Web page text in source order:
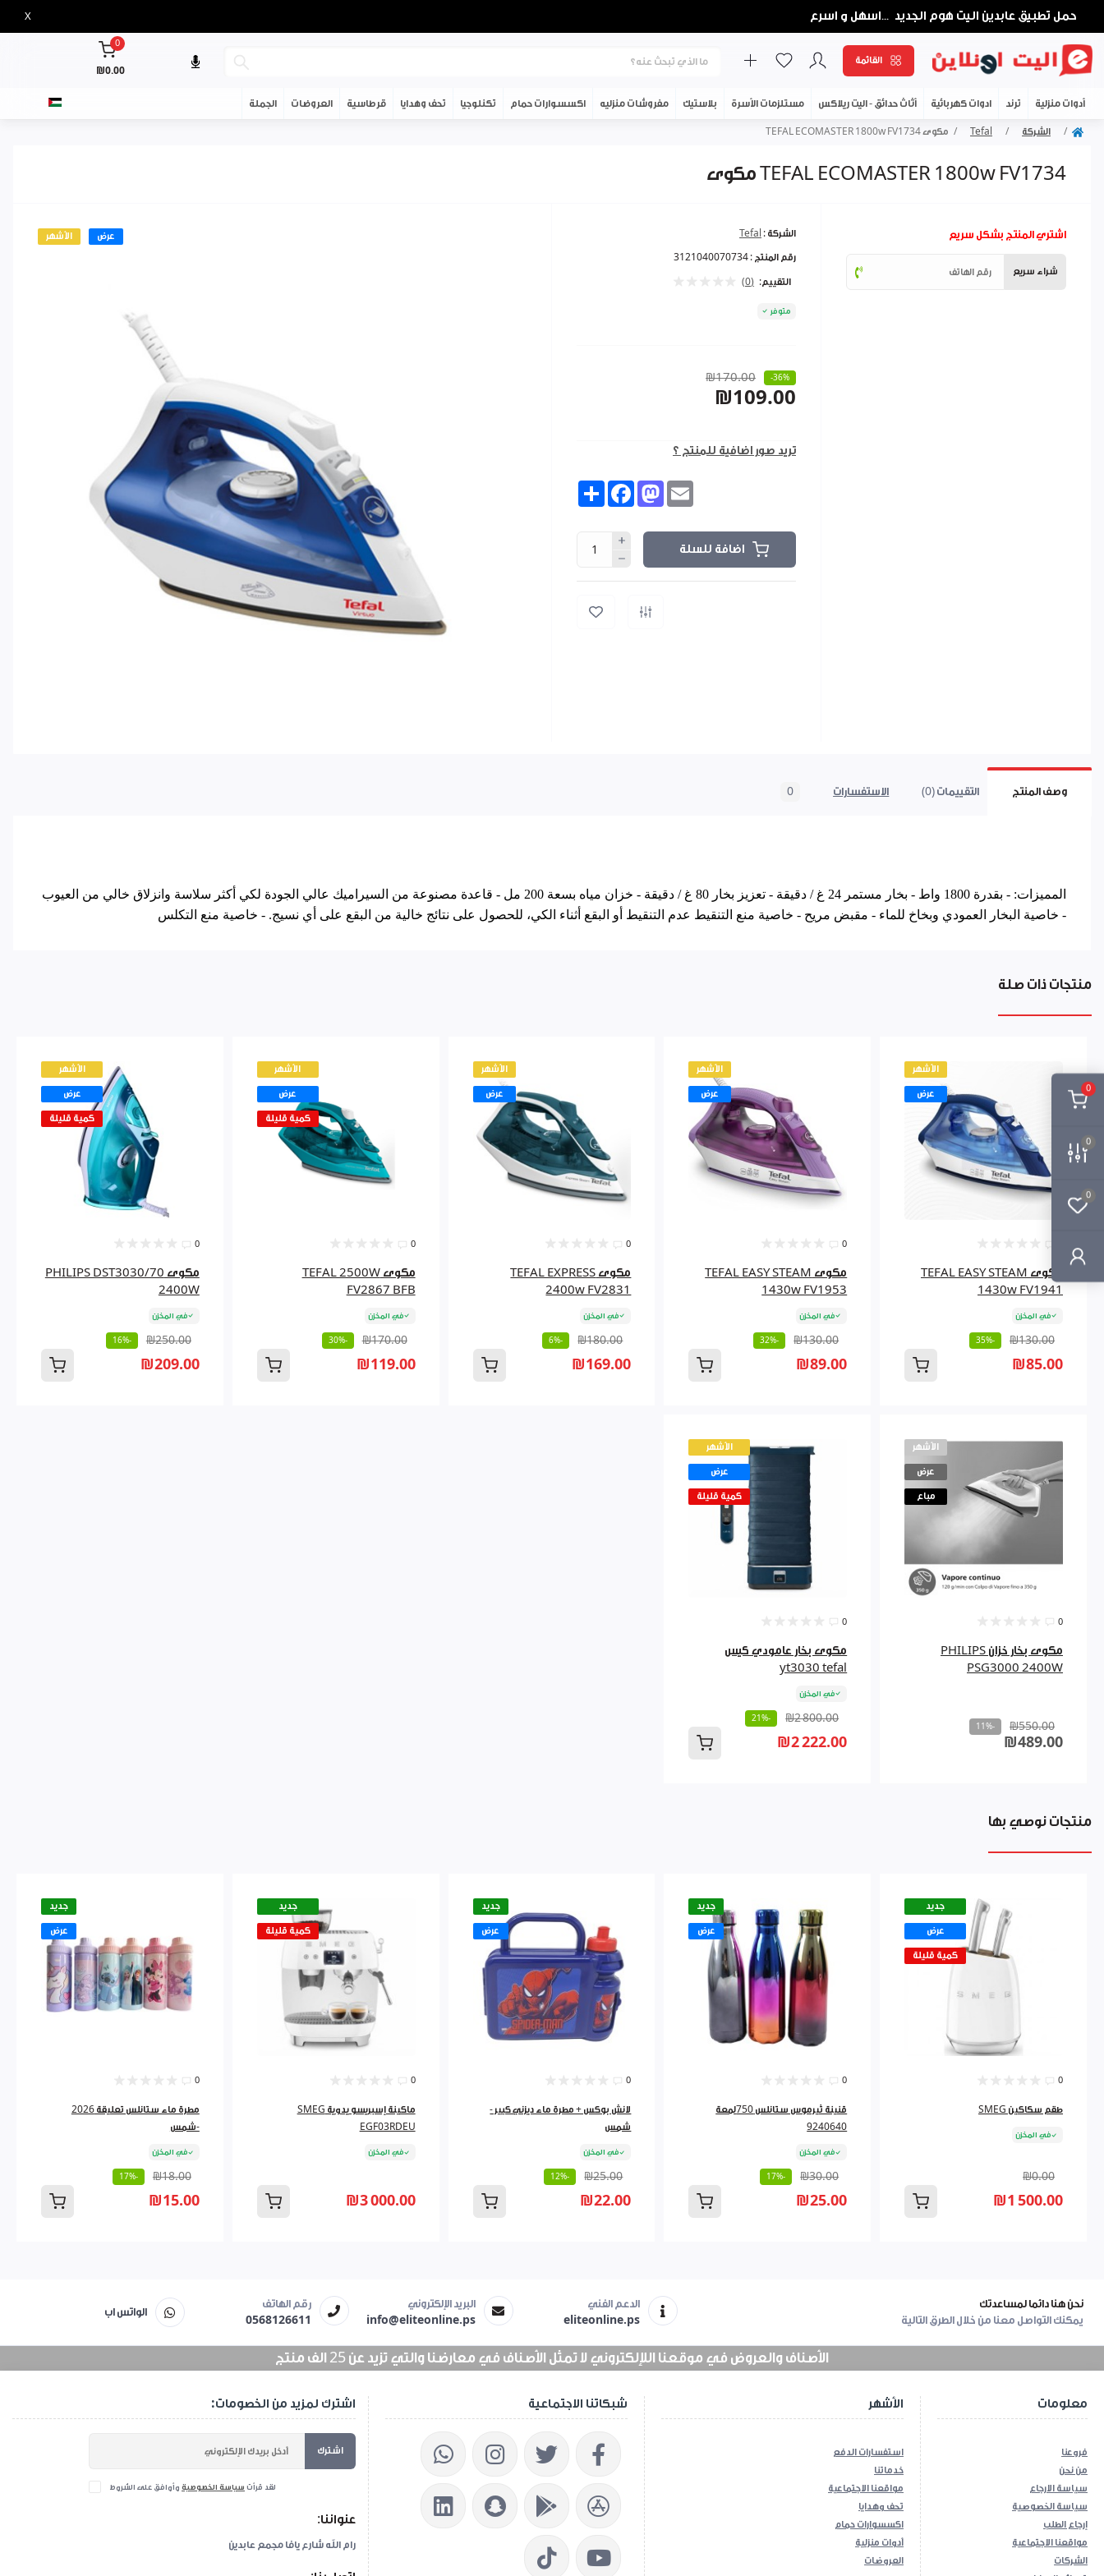
0
0
0
حمل تطبيق عابدين اليت هوم الجديد ...اسهل و اسرع X
القائمة
0
₪0.00
أدوات منزلية ترند ادوات كهربائية أثاث حدائق - اليت ريلاكس مستلزمات الأسرة بلاستيك مفروشات منزليه اكسسوارات حمام تكنلوجيا تحف وهدايا قرطاسية العروضات الجملة
الشركة Tefal مكوى TEFAL ECOMASTER 1800w FV1734
مكوى TEFAL ECOMASTER 1800w FV1734
الأشهر عرض الشركة : Tefal
رقم المنتج : 3121040070734
التقييم: (0)
متوفر
₪170.00 -36%
₪109.00
تريد صور اضافية للمنتج ؟
Share FacebookMastodon
اضافة للسلة
اشتري المنتج بشكل سريع
شراء سريع
وصف المنتج التقييمات (0) الاستفسارات 0
المميزات: - بقدرة 1800 واط - بخار مستمر 24 غ / دقيقة - تعزيز بخار 80 غ / دقيقة - خزان مياه بسعة 200 مل - قاعدة مصنوعة من السيراميك عالي الجودة لكي أكثر سلاسة وانزلاق خالي من العيوب
- خاصية البخار العمودي وبخاخ للماء - مقبض مريح - خاصية منع التنقيط عدم التنقيط أو البقع أثناء الكي، للحصول على نتائج خالية من البقع على أي نسيج. - خاصية منع التكلس
منتجات ذات صلة
الأشهر
عرض
مكوى TEFAL EASY STEAM
1430w FV1941
في المخزن
₪130.00
-35%
₪85.00
الأشهر
عرض
0
مكوى TEFAL EASY STEAM
1430w FV1953
في المخزن
₪130.00
-32%
₪89.00
الأشهر
عرض
0
مكوى TEFAL EXPRESS
2400w FV2831
في المخزن
₪180.00
-6%
₪169.00
الأشهر
عرض
كمية قليلة
0
مكوى TEFAL 2500W
FV2867 BFB
في المخزن
₪170.00
-30%
₪119.00
الأشهر
عرض
كمية قليلة
0
مكوى PHILIPS DST3030/70
2400W
في المخزن
₪250.00
-16%
₪209.00
الأشهر
عرض
مباع
0
مكوى بخار خزان PHILIPS
PSG3000 2400W
₪550.00
-11%
₪489.00
الأشهر
عرض
كمية قليلة
0
مكوى بخار عامودي كيس
yt3030 tefal
في المخزن
₪2 800.00
-21%
₪2 222.00
منتجات نوصي بها
جديد
عرض
كمية قليلة
0
طقم سكاكين SMEG
في المخزن
₪0.00
₪1 500.00
جديد
عرض
0
قنينة ثيرموس ستانلس 750لمعة
9240640
في المخزن
₪30.00
-17%
₪25.00
جديد
عرض
0
لانش بوكس + مطرة ماء ديزني كبير -
شمس
في المخزن
₪25.00
-12%
₪22.00
جديد
كمية قليلة
0
ماكينة إسبريسو يدوية SMEG
EGF03RDEU
في المخزن
₪3 000.00
جديد
عرض
0
مطرة ماء ستانلس تعليقة 2026
-شمس
في المخزن
₪18.00
-17%
₪15.00
نحن هنا دائما لمساعدتك
يمكنك التواصل معنا من خلال الطرق التالية
الدعم الفني
eliteonline.ps
البريد الإلكتروني
info@eliteonline.ps
رقم الهاتف
0568126611
الواتس اب
الأصناف والعروض في موقعنا اللإلكتروني لا تمثل الأصناف في معارضنا والتي تزيد عن 25 الف منتج
اشترك لمزيد من الخصومات:
اشترك
لقد قرأت سياسة الخصوصية وأوافق على الشروط
عنواننا:
رام الله شارع يافا مجمع عابدين
شبكاتنا الاجتماعية الأشهر
استفسارات الدفع
خدماتنا
مواقعنا الاجتماعية
تحف وهدايا
اكسسوارات حمام
أدوات منزلية
العروضات
معلومات
فروعنا
من نحن
سياسة الارجاع
سياسة الخصوصية
إرجاع الطلب
مواقعنا الاجتماعية
الشركات